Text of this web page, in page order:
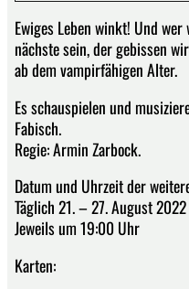
Ewiges Leben winkt! Und
nächste sein, der gebissen
ab dem vampirfähigen Alter.
Es schauspielen und
Fabisch.
Regie: Armin Zarbock.
Datum und Uhrzeit der
Täglich 21. – 27. August 2022
Jeweils um 19:00 Uhr
Karten: